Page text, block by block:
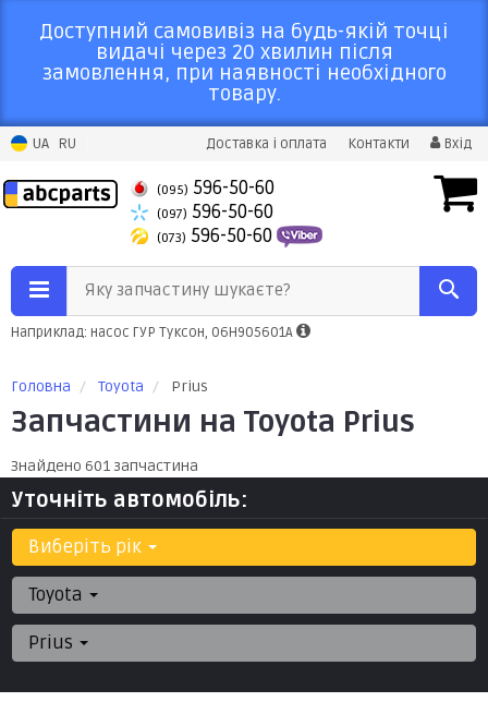
Доступний самовивіз на будь-якій точці
видачі через 20 хвилин після
замовлення, при наявності необхідного
товару.
UA RU Доставка і оплата Контакти Вхід
(095) 596-50-60
(097) 596-50-60
(073) 596-50-60
Яку запчастину шукаєте?
Наприклад: насос ГУР Туксон, 06H905601A
Головна Toyota Prius
Запчастини на Toyota Prius
Знайдено 601 запчастина
Уточніть автомобіль:
Виберіть рік
Toyota
Prius